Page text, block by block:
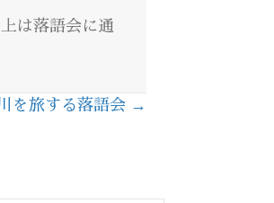
は落語会に通
を旅する落語会 →